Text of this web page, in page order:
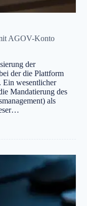
AGOV-Konto
der
der die Plattform
Ein wesentlicher
Mandatierung des
als